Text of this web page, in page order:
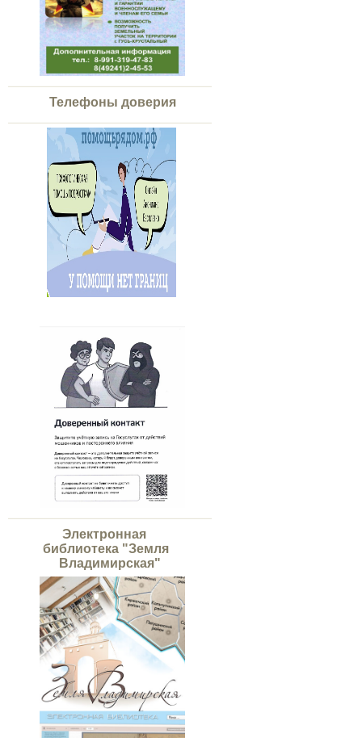
Телефоны доверия
Электронная
библиотека "Земля
Владимирская"